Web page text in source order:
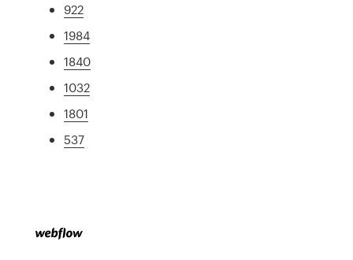
922
1984
1840
1032
1801
537